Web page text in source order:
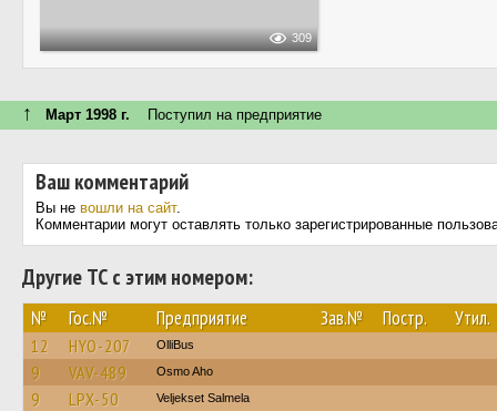
309
↑ Март 1998 г. Поступил на предприятие
Ваш комментарий
Вы не вошли на сайт.
Комментарии могут оставлять только зарегистрированные
Другие ТС с этим номером:
№ Гос.№ Предприятие Зав.№ Постр. Утил.
12 HYO-207 OlliBus
9 VAV-489 Osmo Aho
9 LPX-50 Veljekset Salmela